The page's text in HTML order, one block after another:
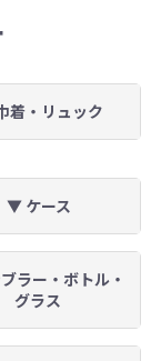
着・リュック
▼ ケース
ラー・ボトル・
グラス